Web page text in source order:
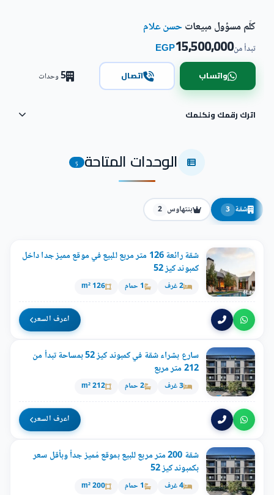
كلّم مسؤول مبيعاتحسن علام
تبدأ من15,500,000
EGP
واتساب اتصال 5وحدات
اترك رقمك ونكلمك
الوحدات المتاحة 5
شقة 3 بنتهاوس 2
شقة رائعة 126 متر مربع للبيع في موقع مميز جدا داخل
كمبوند كيز 52
2 غرف 1 حمام 126 m²
اعرف السعر
سارع بشراء شقة في كمبوند كيز 52 بمساحة تبدأ من
212 متر مربع
3 غرف 2 حمام 212 m²
اعرف السعر
شقة 200 متر مربع للبيع بموقع مُميز جداً وبأقل سعر
بكمبوند كيز 52
4 غرف 1 حمام 200 m²